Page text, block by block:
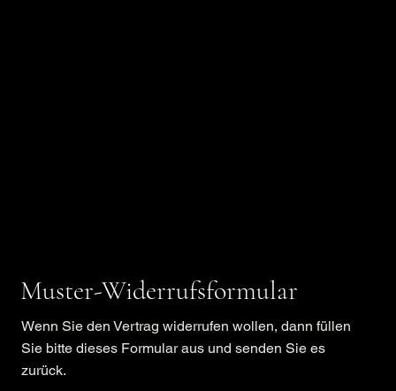
Muster-Widerrufsformular
Wenn Sie den Vertrag widerrufen wollen, dann füllen
Sie bitte dieses Formular aus und senden Sie es
zurück.